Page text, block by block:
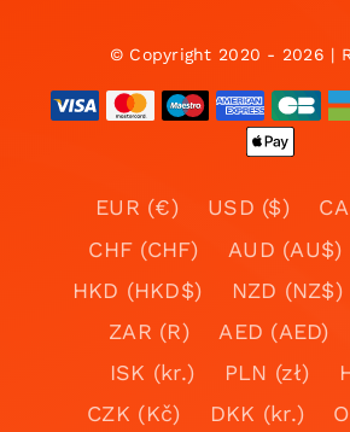
© Copyright 2020 - 2026 |
EUR (€) USD ($)
CHF (CHF)
AUD (AU$)
HKD (HKD$)
NZD (NZ$)
ZAR (R)
AED (AED)
ISK (kr.)
PLN (zł)
CZK (Kč)
DKK (kr.)